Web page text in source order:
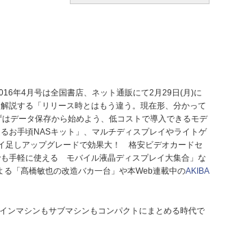
年4月号は全国書店、ネット通販にて2月29日(月)に
説する「リリース時とはもう違う。現在形、分かって
データ保存から始めよう、低コストで導入できるモデ
お手頃NASキット」、マルチディスプレイやライトゲ
足しアップグレードで効果大！ 格安ビデオカードセ
手軽に使える モバイル液晶ディスプレイ大集合」な
「髙橋敏也の改造バカ一台」や本Web連載中のAKIBA
マシンもサブマシンもコンパクトにまとめる時代で